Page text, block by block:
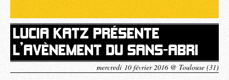
LUCIA KATZ PRÉSENTE
L’AVÈNEMENT DU SANS-ABRI
mercredi 10 février 2016 @ Toulouse (31)